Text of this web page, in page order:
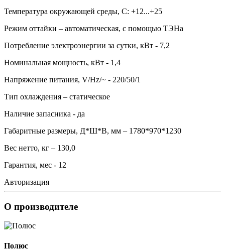
Температура окружающей среды, С: +12...+25
Режим оттайки – автоматическая, с помощью ТЭНа
Потребление электроэнергии за сутки, кВт - 7,2
Номинальная мощность, кВт - 1,4
Напряжение питания, V/Hz/~ - 220/50/1
Тип охлаждения – статическое
Наличие запасника - да
Габаритные размеры, Д*Ш*В, мм – 1780*970*1230
Вес нетто, кг – 130,0
Гарантия, мес - 12
Авторизация
О производителе
Полюс